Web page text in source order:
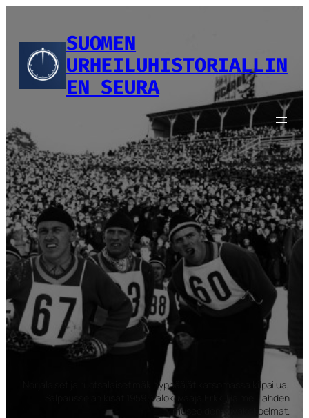
SUOMEN
URHEILUHISTORIALLIN
EN SEURA
Norjalaiset ja ruotsalaiset mäkihyppääjät katsomassa kilpailua,
Salpausselän kisat 1959. Valokuvaaja Erkki Halme. Lahden
museoiden kuvakokoelmat.